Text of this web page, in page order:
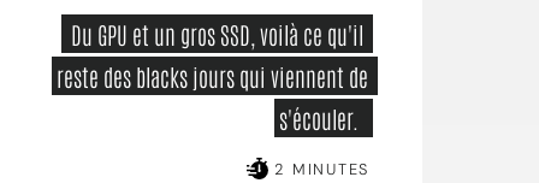
reste des blacks jours qui viennent de
s'écouler.
2 MINUTES